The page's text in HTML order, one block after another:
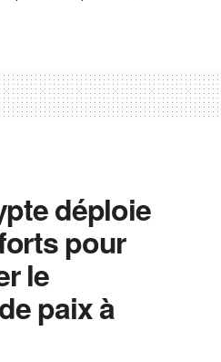
déploie
pour
le
paix à